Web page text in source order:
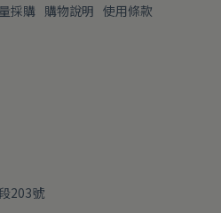
採購 購物說明 使用條款
203號